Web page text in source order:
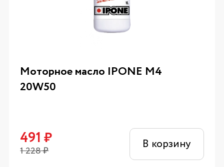
Моторное масло IPONE M4
20W50
491 ₽
1 228₽ В корзину